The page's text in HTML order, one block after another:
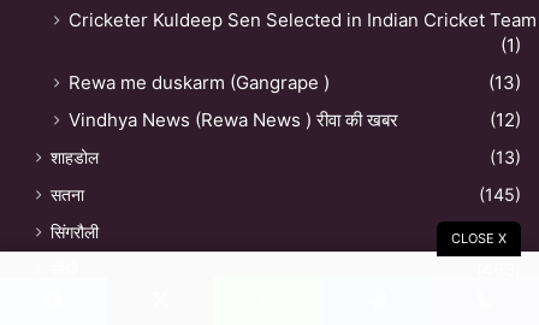
Cricketer Kuldeep Sen Selected in Indian Cricket Team
(1)
Rewa me duskarm (Gangrape )
(13)
Vindhya News (Rewa News ) रीवा की खबर
(12)
शाहडोल
(13)
सतना
(145)
सिंगरौली
(37)
CLOSE X